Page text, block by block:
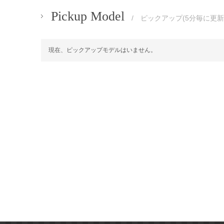
Pickup Model / ピックアップ(5分毎に更
現在、ピックアップモデルはいません。